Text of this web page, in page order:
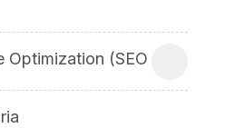
Optimization (SEO